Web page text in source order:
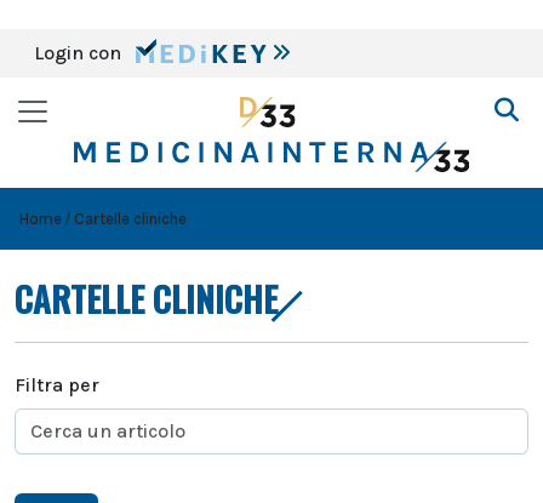
Login con
Home Cartelle cliniche
CARTELLE CLINICHE
Filtra per